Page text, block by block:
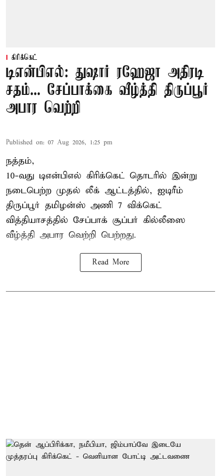
கிரிக்கெட்
டிஎன்பிஎல்: துஷார் ரஹேஜா அதிரடி
சதம்... சேப்பாக்கை வீழ்த்தி திருப்பூர்
அபார வெற்றி
Published on: 07 Aug 2026, 1:25 pm
நத்தம்,
10-வது டிஎன்பிஎல் கிரிக்கெட் தொடரில் இன்று
நடைபெற்ற முதல் லீக் ஆட்டத்தில், ஐடிரீம்
திருப்பூர் தமிழன்ஸ் அணி 7 விக்கெட்
வித்தியாசத்தில் சேப்பாக் சூப்பர் கில்லீஸை
வீழ்த்தி அபார வெற்றி பெற்றது.
Read More